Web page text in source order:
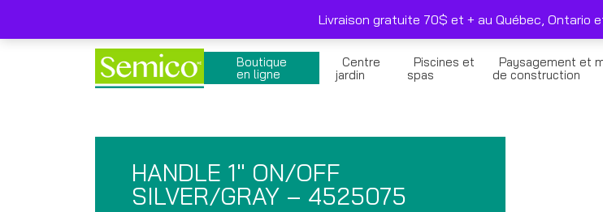
Livraison gratuite 249$ et + avant taxes , produits sélectionnés seulement
Boutique
en ligne
Centre
jardin
Piscines et
spas
Paysagement et
de construction
HANDLE 1″ ON/OFF
SILVER/GRAY – 4525075
Livraison gratuite 70$ et + au Québec, Ontario